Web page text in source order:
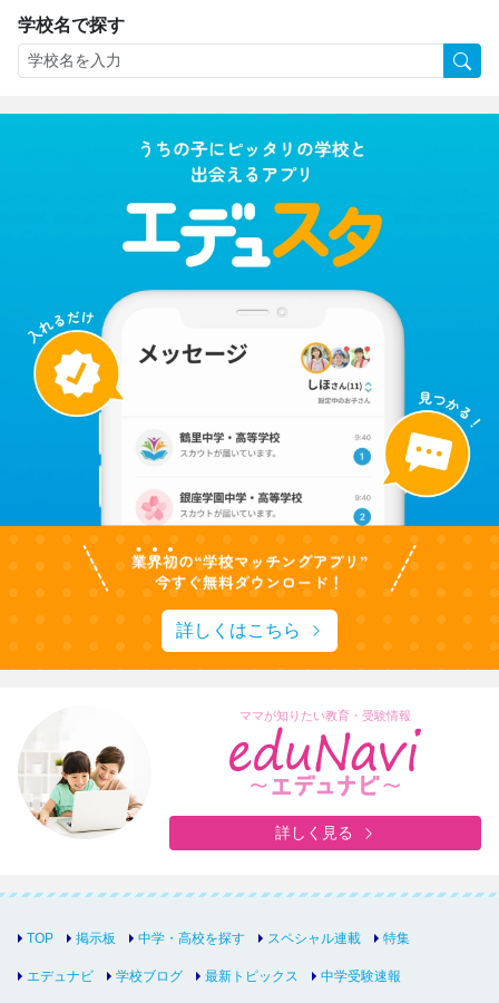
学校名で探す
詳しくはこちら
ママが知りたい教育・受験情報
詳しく見る
TOP 掲示板 中学・高校を探す スペシャル連載 特集
エデュナビ 学校ブログ 最新トピックス 中学受験速報